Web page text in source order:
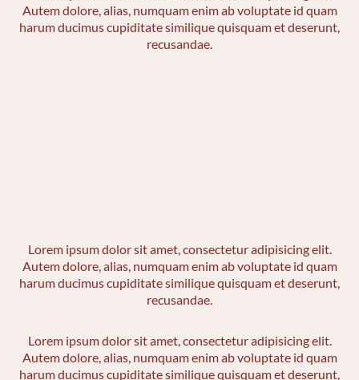
Autem dolore, alias, numquam enim ab voluptate id quam
harum ducimus cupiditate similique quisquam et deserunt,
recusandae.
Lorem ipsum dolor sit amet, consectetur adipisicing elit.
Autem dolore, alias, numquam enim ab voluptate id quam
harum ducimus cupiditate similique quisquam et deserunt,
recusandae.
Lorem ipsum dolor sit amet, consectetur adipisicing elit.
Autem dolore, alias, numquam enim ab voluptate id quam
harum ducimus cupiditate similique quisquam et deserunt,